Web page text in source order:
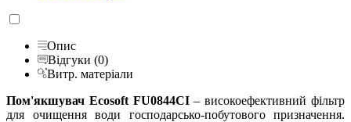
Опис
Відгуки (0)
Витр. матеріали
Пом'якшувач Ecosoft FU0844CI– високоефективний фільтр
для очищення води господарсько-побутового призначення.